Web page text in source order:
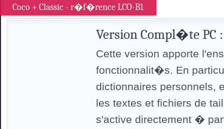
Coco + Classic - r�f�rence LCO-B1
Version Compl�te PC
Cette version apporte
fonctionnalit�s. En
dictionnaires personnels,
les textes et fichiers de
s'active directement �